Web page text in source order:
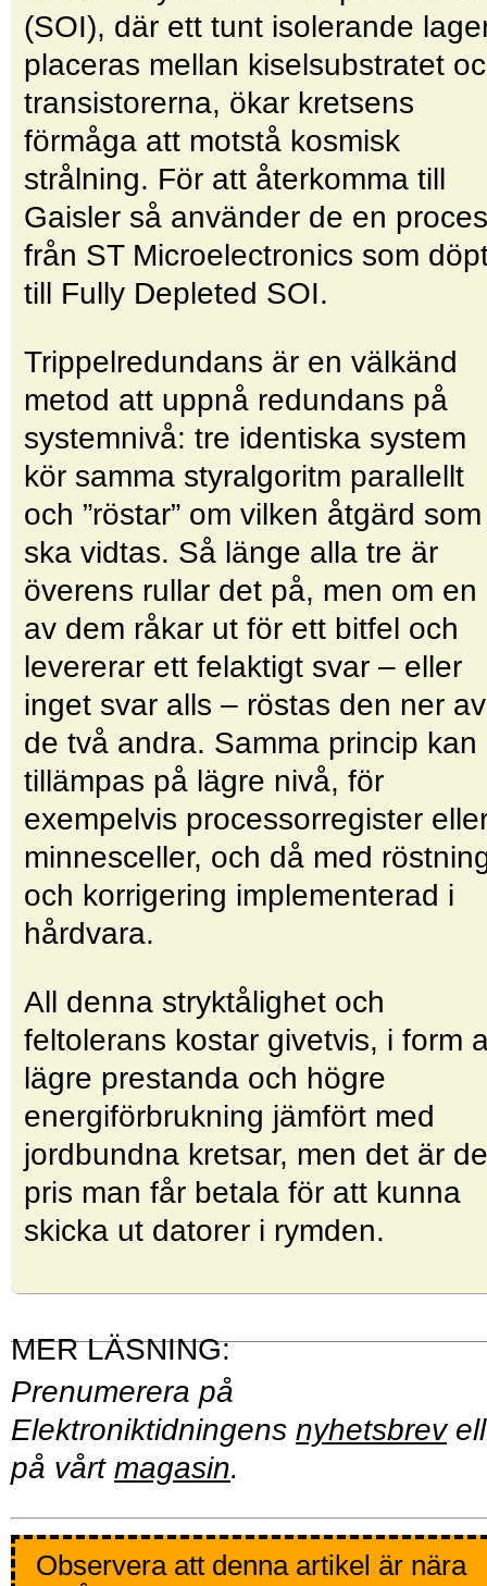
(SOI), där ett tunt isolerande
placeras mellan kiselsubstratet
transistorerna, ökar kretsens
förmåga att motstå kosmisk
strålning. För att återkomma till
Gaisler så använder de en
från ST Microelectronics som
till Fully Depleted SOI.
Trippelredundans är en välkänd
metod att uppnå redundans på
systemnivå: tre identiska system
kör samma styralgoritm parallellt
och ”röstar” om vilken åtgärd som
ska vidtas. Så länge alla tre är
överens rullar det på, men om en
av dem råkar ut för ett bitfel och
levererar ett felaktigt svar – eller
inget svar alls – röstas den ner av
de två andra. Samma princip kan
tillämpas på lägre nivå, för
exempelvis processorregister
minnesceller, och då med
och korrigering implementerad i
hårdvara.
All denna stryktålighet och
feltolerans kostar givetvis, i form
lägre prestanda och högre
energiförbruk­ning jämfört med
jordbundna kretsar, men det är
pris man får betala för att kunna
skicka ut datorer i rymden.
Prenumerera på
Elektroniktidningens nyhetsbrev
på vårt magasin.
Observera att denna artikel är nära